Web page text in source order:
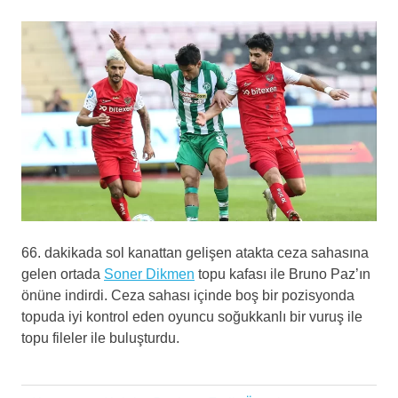
66. dakikada sol kanattan gelişen atakta ceza sahasına
gelen ortada Soner Dikmen topu kafası ile Bruno Paz’ın
önüne indirdi. Ceza sahası içinde boş bir pozisyonda
topuda iyi kontrol eden oyuncu soğukkanlı bir vuruş ile
topu fileler ile buluşturdu.